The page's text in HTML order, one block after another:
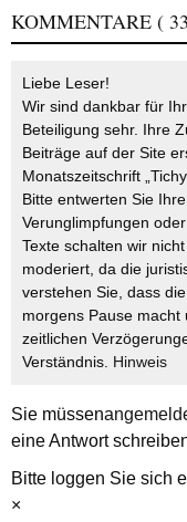
KOMMENTARE (
Liebe Leser!
Wir sind dankbar für
Beteiligung sehr. Ihre
Beiträge auf der Site
Monatszeitschrift
Bitte entwerten Sie
Verunglimpfungen
Texte schalten wir
moderiert, da die
verstehen Sie, dass
morgens Pause macht
zeitlichen
Verständnis. Hinweis
Sie müssen
eine Antwort
Bitte loggen Sie sich
×